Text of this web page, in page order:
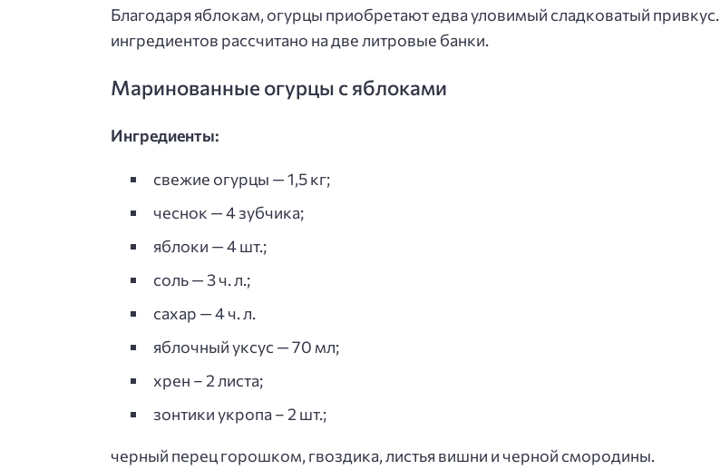
Благодаря яблокам, огурцы приобретают едва уловимый сладковатый привкус.
ингредиентов рассчитано на две литровые банки.
Маринованные огурцы с яблоками
Ингредиенты:
свежие огурцы — 1,5 кг;
чеснок — 4 зубчика;
яблоки — 4 шт.;
соль — 3 ч. л.;
сахар — 4 ч. л.
яблочный уксус — 70 мл;
хрен – 2 листа;
зонтики укропа – 2 шт.;
черный перец горошком, гвоздика, листья вишни и черной смородины.